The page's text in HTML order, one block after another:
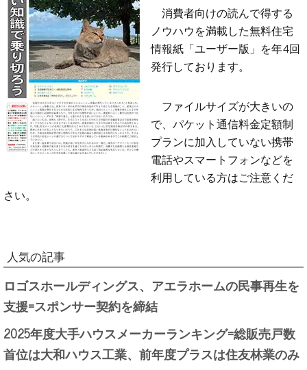
消費者向けの読んで得する
ノウハウを満載した無料住宅
情報紙「ユーザー版」を年4回
発行しております。
ファイルサイズが大きいの
で、パケット通信料金定額制
プランに加入していない携帯
電話やスマートフォンなどを
利用している方はご注意くだ
さい。
人気の記事
ロゴスホールディングス、アエラホームの民事再生を
支援=スポンサー契約を締結
2025年度大手ハウスメーカーランキング=総販売戸数
首位は大和ハウス工業、前年度プラスは住友林業のみ